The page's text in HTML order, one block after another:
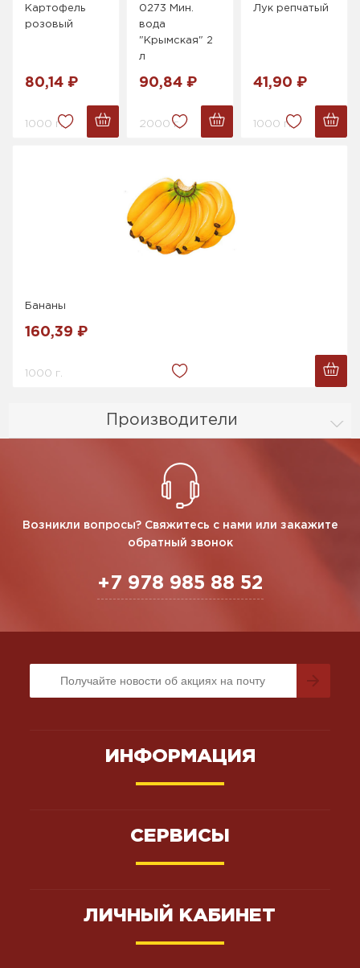
Производители
Картофель
розовый
80,14 ₽
1000 г.
0273 Мин.
вода
"Крымская" 2
л
90,84 ₽
2000 г.
Лук репчатый
41,90 ₽
1000 г.
Бананы
160,39 ₽
1000 г.
Возникли вопросы? Свяжитесь с нами или закажите
обратный звонок
+7 978 985 88 52
ИНФОРМАЦИЯ
СЕРВИСЫ
ЛИЧНЫЙ КАБИНЕТ